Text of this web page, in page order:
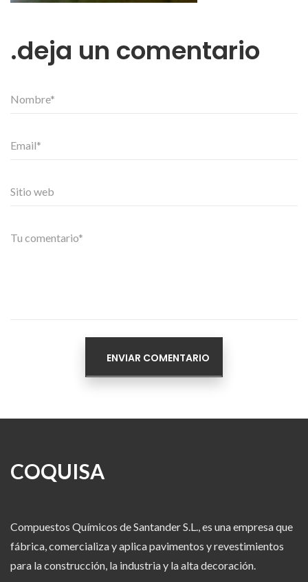
deja un comentario
COQUISA
Compuestos Químicos de Santander S.L., es una empresa que
fábrica, comercializa y aplica pavimentos y revestimientos
para la construcción, la industria y la alta decoración.